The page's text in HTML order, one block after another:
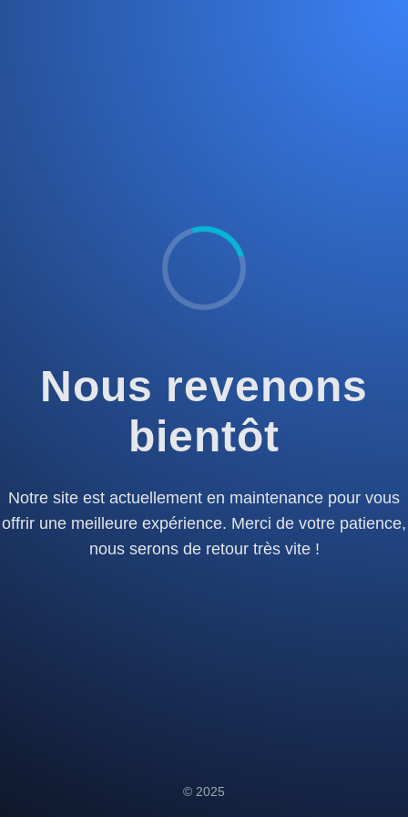
Nous revenons
bientôt
Notre site est actuellement en maintenance pour vous
offrir une meilleure expérience. Merci de votre patience,
nous serons de retour très vite !
© 2025